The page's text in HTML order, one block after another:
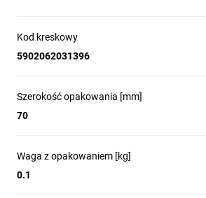
Kod kreskowy
5902062031396
Szerokość opakowania [mm]
70
Waga z opakowaniem [kg]
0.1